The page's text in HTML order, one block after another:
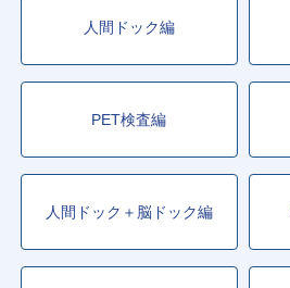
人間ドック編
PET検査編
人間ドック＋脳ドック編